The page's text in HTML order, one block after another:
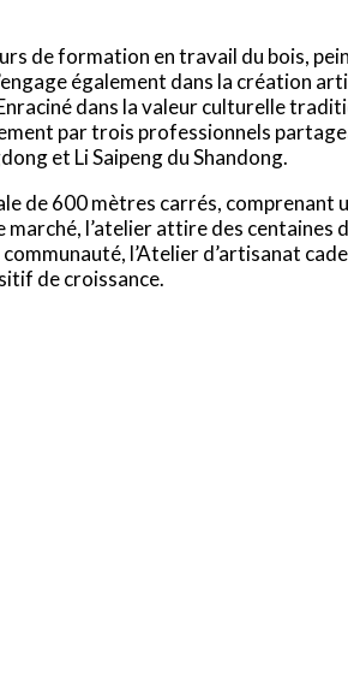
de formation en travail du bois,
également dans la création
dans la valeur culturelle
par trois professionnels
et Li Saipeng du Shandong.
de 600 mètres carrés, comprenant
l’atelier attire des
l’Atelier d’artisanat
de croissance.